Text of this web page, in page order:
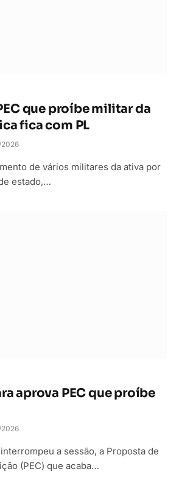
que proíbe militar da
fica com PL
de vários militares da ativa por
estado,…
aprova PEC que proíbe
a sessão, a Proposta de
(PEC) que acaba…